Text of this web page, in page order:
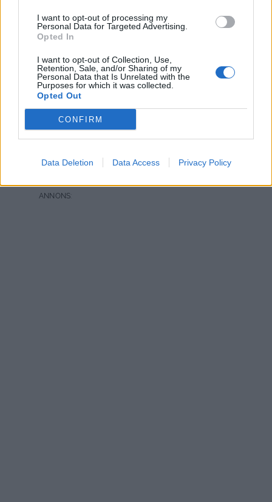
I want to opt-out of processing my
Personal Data for Targeted Advertising.
Opted In
I want to opt-out of Collection, Use,
Retention, Sale, and/or Sharing of my
Personal Data that Is Unrelated with the
Purposes for which it was collected.
Opted Out
CONFIRM
Data Deletion Data Access Privacy Policy
Laxlåda med krämig sås
Vi lagade laxlåda igår, och såsen blev såååå himla god.
tvungen att pröva. Nomnom ! Mycket gott och lätt att